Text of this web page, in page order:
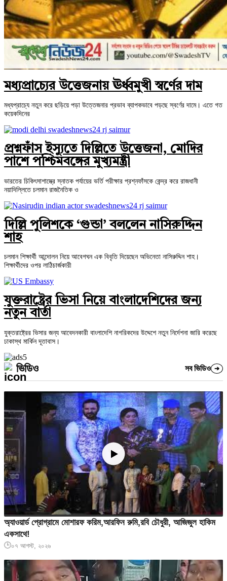
মধ্যপ্রাচ্যের উত্তেজনায় ঊর্ধ্বমুখী স্বর্ণের দাম
মধ্যপ্রাচ্যে নতুন করে ছড়িয়ে পড়া উত্তেজনার প্রভাব ব্যাপকভাবে পড়ছে স্বর্ণের দামে। এতে গত
কয়েকদিনের
প্রশ্নফাঁস ইস্যুতে দিল্লিতে উত্তেজনা, মোদির
পাশে পশ্চিমবঙ্গের মুখ্যমন্ত্রী
ভারতের চিকিৎসাশাস্ত্রে স্নাতক পর্যায়ের ভর্তি পরীক্ষার প্রশ্নফাঁসকে কেন্দ্র করে রাজধানী
নয়াদিল্লিতে চলমান রাজনৈতিক ও
দিল্লি পুলিশকে ‘গুন্ডা’ বললেন নাসিরুদ্দিন
শাহ
চলমান শিক্ষার্থী আন্দোলন নিয়ে আবেগঘন এক বিবৃতি দিয়েছেন অভিনেতা নাসিরুদ্দিন শাহ।
শিক্ষার্থীদের ওপর লাঠিচার্জকারী
যুক্তরাষ্ট্রের ভিসা নিয়ে বাংলাদেশিদের জন্য
নতুন বার্তা
যুক্তরাষ্ট্রের ভিসার জন্য আবেদনকারী বাংলাদেশি নাগরিকদের উদ্দেশে নতুন নির্দেশনা জারি করেছে
ঢাকাস্থ মার্কিন দূতাবাস।
ভিডিও সব ভিডিও ➔
অ্যাওয়ার্ড প্রোগ্রামে মোশারফ করিম,আরফিন রুমি,রবি চৌধুরী, আজিজুল হাকিম
একসাথে!
🕒০৭ আগস্ট, ২০২৬